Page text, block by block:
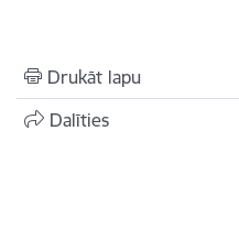
Drukāt lapu
Dalīties